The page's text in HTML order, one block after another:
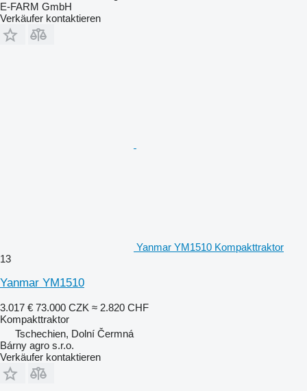
E-FARM GmbH
Verkäufer kontaktieren
Yanmar YM1510 Kompakttraktor
13
Yanmar YM1510
3.017 € 73.000 CZK ≈ 2.820 CHF
Kompakttraktor
Tschechien, Dolní Čermná
Bárny agro s.r.o.
Verkäufer kontaktieren